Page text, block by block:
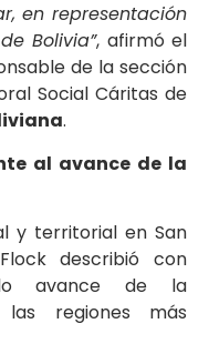
en representación
Bolivia”, afirmó el
de la sección
Social Cáritas de
.
al avance de la
y territorial en San
describió con
avance de la
regiones más